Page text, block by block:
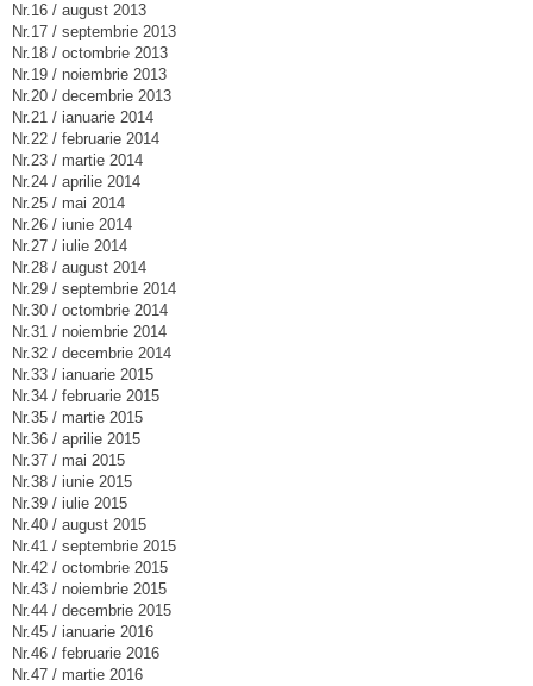
Nr.16 / august 2013
Nr.17 / septembrie 2013
Nr.18 / octombrie 2013
Nr.19 / noiembrie 2013
Nr.20 / decembrie 2013
Nr.21 / ianuarie 2014
Nr.22 / februarie 2014
Nr.23 / martie 2014
Nr.24 / aprilie 2014
Nr.25 / mai 2014
Nr.26 / iunie 2014
Nr.27 / iulie 2014
Nr.28 / august 2014
Nr.29 / septembrie 2014
Nr.30 / octombrie 2014
Nr.31 / noiembrie 2014
Nr.32 / decembrie 2014
Nr.33 / ianuarie 2015
Nr.34 / februarie 2015
Nr.35 / martie 2015
Nr.36 / aprilie 2015
Nr.37 / mai 2015
Nr.38 / iunie 2015
Nr.39 / iulie 2015
Nr.40 / august 2015
Nr.41 / septembrie 2015
Nr.42 / octombrie 2015
Nr.43 / noiembrie 2015
Nr.44 / decembrie 2015
Nr.45 / ianuarie 2016
Nr.46 / februarie 2016
Nr.47 / martie 2016